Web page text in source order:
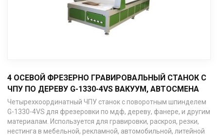
4 ОСЕВОЙ ФРЕЗЕРНО ГРАВИРОВАЛЬНЫЙ СТАНОК С
ЧПУ ПО ДЕРЕВУ G-1330-4VS ВАКУУМ, АВТОСМЕНА
Четырехкоординатный ЧПУ станок с поворотным шпинделем
G-1330-4VS для фрезеровки по мдф, дереву, фанере, и другим
материалам. Используется для гравировки, раскроя, резки,
нестинга в мебельной, рекламной, автомобильной, литейной